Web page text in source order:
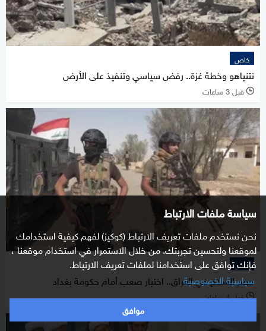
سياسة ملفات الارتباط
نحن نستخدم ملفات تعريف الارتباط (كوكيز) لفهم كيفية استخدامك
لموقعنا ولتحسين تجربتك. من خلال الاستمرار في استخدام موقعنا ،
فإنك توافق على استخدامنا لملفات تعريف الارتباط.
سياسية الخصوصية
موافق
خاص
نتنياهو وخطة غزة.. رفض سياسي وتنفيذ على الأرض
l قبل 3 ساعات
خاص
حصر السلاح في العراق.. اختبار صعب أمام حكومة بغداد
l قبل 4 ساعات